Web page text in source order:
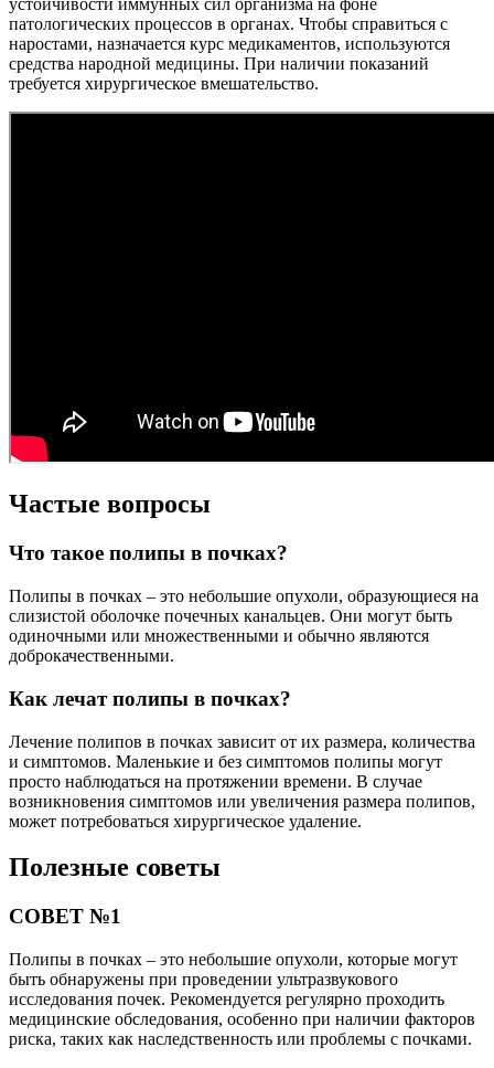
патологических процессов в органах. Чтобы справиться с
наростами, назначается курс медикаментов, используются
средства народной медицины. При наличии показаний
требуется хирургическое вмешательство.
Частые вопросы
Что такое полипы в почках?
Полипы в почках – это небольшие опухоли, образующиеся на
слизистой оболочке почечных канальцев. Они могут быть
одиночными или множественными и обычно являются
доброкачественными.
Как лечат полипы в почках?
Лечение полипов в почках зависит от их размера, количества
и симптомов. Маленькие и без симптомов полипы могут
просто наблюдаться на протяжении времени. В случае
возникновения симптомов или увеличения размера полипов,
может потребоваться хирургическое удаление.
Полезные советы
СОВЕТ №1
Полипы в почках – это небольшие опухоли, которые могут
быть обнаружены при проведении ультразвукового
исследования почек. Рекомендуется регулярно проходить
медицинские обследования, особенно при наличии факторов
риска, таких как наследственность или проблемы с почками.